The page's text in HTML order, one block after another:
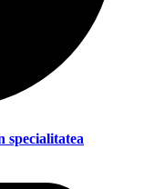
specialitatea